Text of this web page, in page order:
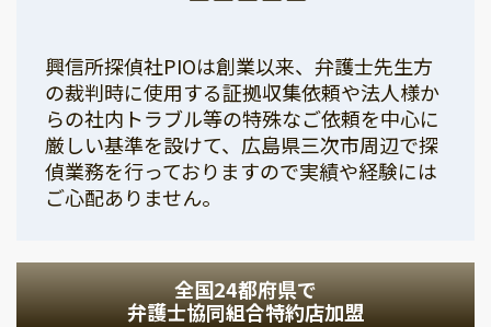
興信所探偵社PIOは創業以来、弁護士先生方
の裁判時に使用する証拠収集依頼や法人様か
らの社内トラブル等の特殊なご依頼を中心に
厳しい基準を設けて、広島県三次市周辺で探
偵業務を行っておりますので実績や経験には
ご心配ありません。
全国24都府県で
弁護士協同組合特約店加盟